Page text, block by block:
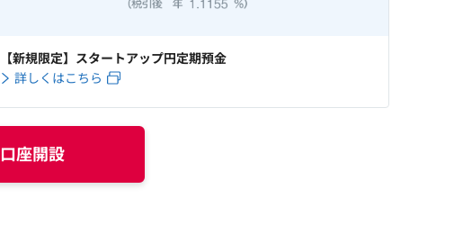
【新規限定】スタートアップ円定期預金
詳しくはこちら
座開設